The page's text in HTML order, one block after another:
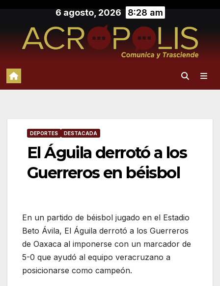
contenido
6 agosto, 2026 8:28 am
DEPORTES DESTACADA
El Águila derrotó a los
Guerreros en béisbol
En un partido de béisbol jugado en el Estadio
Beto Ávila, El Águila derrotó a los Guerreros
de Oaxaca al imponerse con un marcador de
5-0 que ayudó al equipo veracruzano a
posicionarse como campeón.